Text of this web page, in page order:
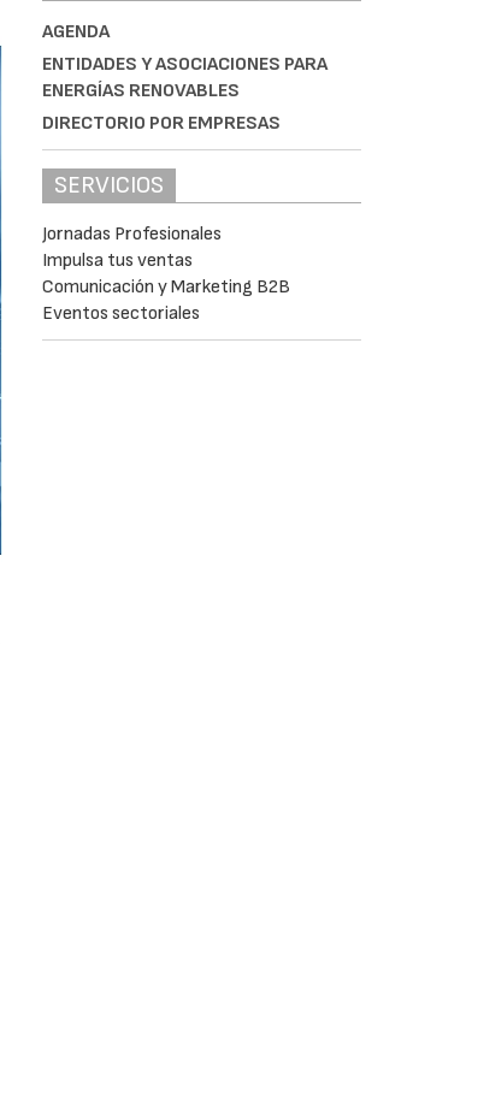
AGENDA
ENTIDADES Y ASOCIACIONES PARA
ENERGÍAS RENOVABLES
DIRECTORIO POR EMPRESAS
SERVICIOS
Jornadas Profesionales
Impulsa tus ventas
Comunicación y Marketing B2B
Eventos sectoriales